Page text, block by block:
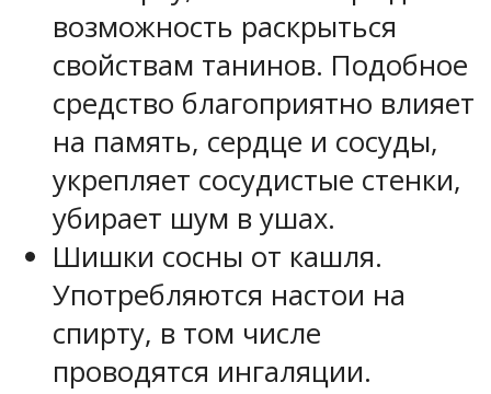
возможность раскрыться
свойствам танинов. Подобное
средство благоприятно влияет
на память, сердце и сосуды,
укрепляет сосудистые стенки,
убирает шум в ушах.
Шишки сосны от кашля.
Употребляются настои на
спирту, в том числе
проводятся ингаляции.